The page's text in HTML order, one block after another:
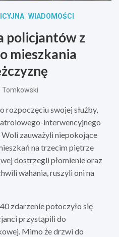
WIADOMOŚCI
policjantów z
mieszkania
rozpoczęciu swojej służby,
interwencyjnego
zauważyli niepokojące
na trzecim piętrze
dostrzegli płomienie oraz
wahania, ruszyli oni na
zdarzenie potoczyło się
przystąpili do
Mimo że drzwi do